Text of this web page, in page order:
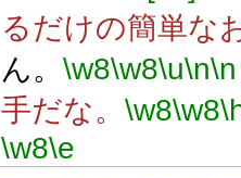
るだけの簡単な
ん。 \w8\w8\u\n\n
手だな。 \w8\w8
\w8\e